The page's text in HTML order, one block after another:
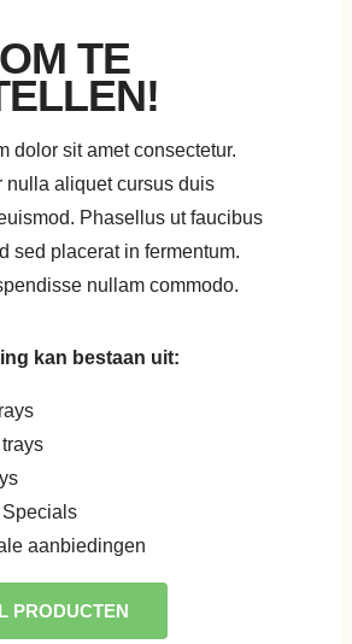
TE
dolor sit amet consectetur.
nulla aliquet cursus duis
Phasellus ut faucibus
sed placerat in fermentum.
nullam commodo.
kan bestaan uit:
aanbiedingen
PRODUCTEN